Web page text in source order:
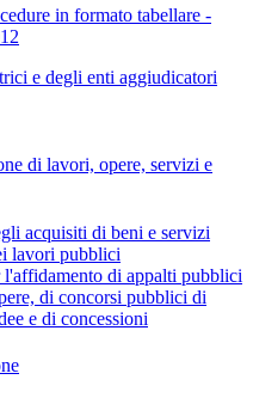
in formato tabellare -
e degli enti aggiudicatori
di lavori, opere, servizi e
acquisiti di beni e servizi
lavori pubblici
di appalti pubblici
di concorsi pubblici di
e di concessioni